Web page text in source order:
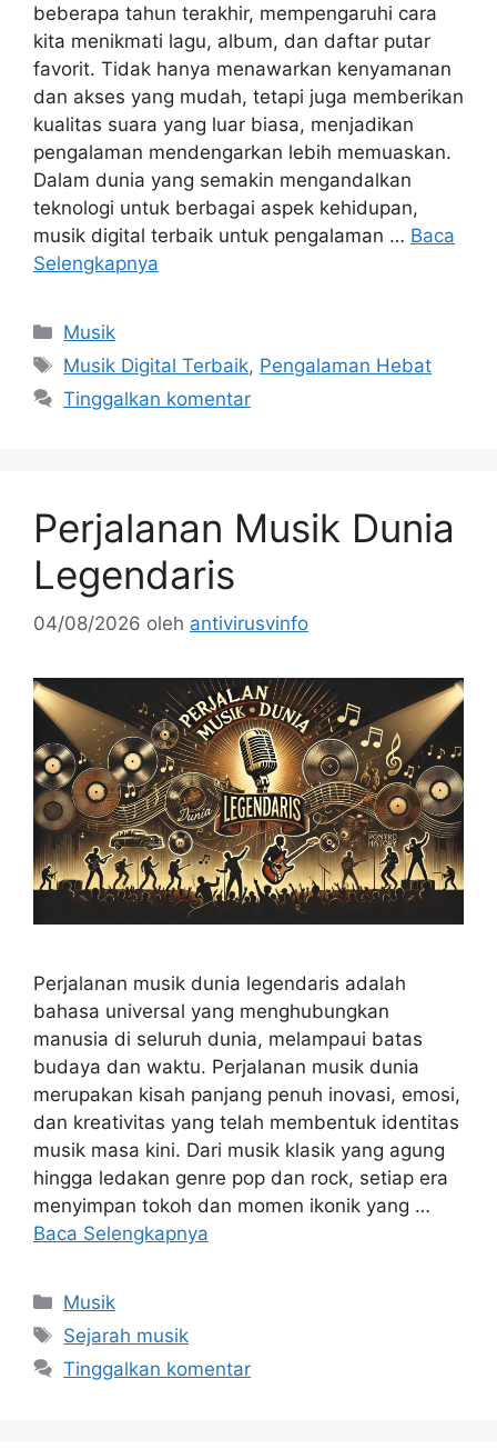
beberapa tahun terakhir, mempengaruhi cara
kita menikmati lagu, album, dan daftar putar
favorit. Tidak hanya menawarkan kenyamanan
dan akses yang mudah, tetapi juga memberikan
kualitas suara yang luar biasa, menjadikan
pengalaman mendengarkan lebih memuaskan.
Dalam dunia yang semakin mengandalkan
teknologi untuk berbagai aspek kehidupan,
musik digital terbaik untuk pengalaman … Baca
Selengkapnya
Kategori
Musik
Tag
Musik Digital Terbaik, Pengalaman Hebat
Tinggalkan komentar
Perjalanan Musik Dunia
Legendaris
04/08/2026 oleh antivirusvinfo
Perjalanan musik dunia legendaris adalah
bahasa universal yang menghubungkan
manusia di seluruh dunia, melampaui batas
budaya dan waktu. Perjalanan musik dunia
merupakan kisah panjang penuh inovasi, emosi,
dan kreativitas yang telah membentuk identitas
musik masa kini. Dari musik klasik yang agung
hingga ledakan genre pop dan rock, setiap era
menyimpan tokoh dan momen ikonik yang …
Baca Selengkapnya
Kategori
Musik
Tag
Sejarah musik
Tinggalkan komentar